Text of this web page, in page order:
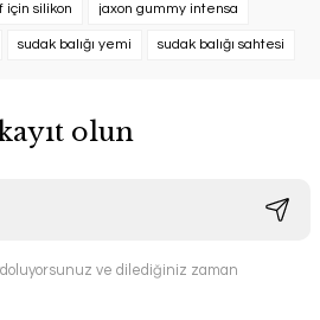
için silikon jaxon gummy intensa
sudak balığı yemi sudak balığı sahtesi
olun
ve dilediğiniz zaman